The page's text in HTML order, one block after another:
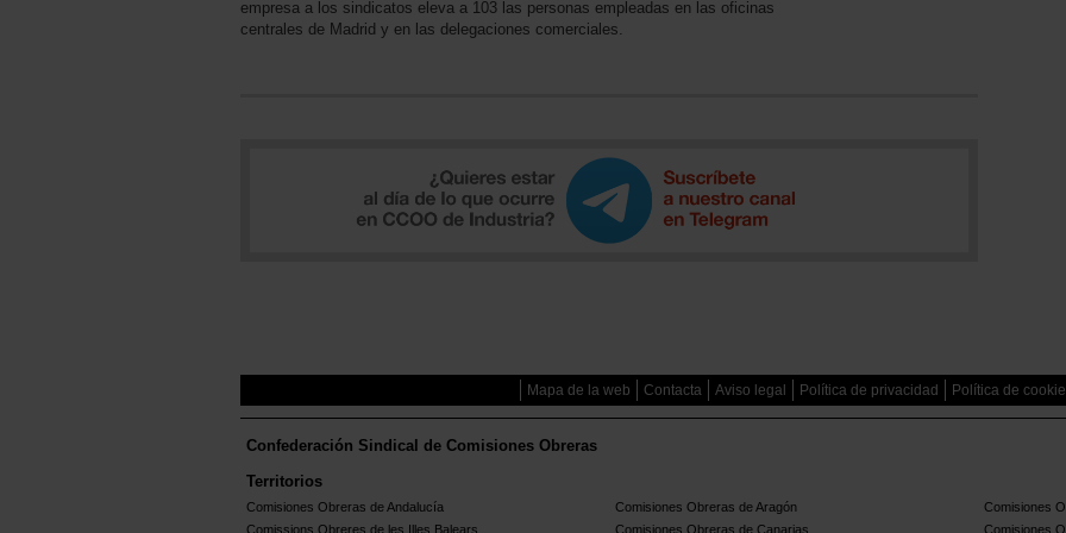
empresa a los sindicatos eleva a 103 las personas empleadas en las oficinas
centrales de Madrid y en las delegaciones comerciales.
Mapa de la web Contacta Aviso legal Política de privacidad Política de
Confederación Sindical de Comisiones Obreras
Territorios
Comisiones Obreras de Andalucía Comisiones Obreras de Aragón
Comisiones
Comissions Obreres de les Illes Balears
Comisiones Obreras de Canarias Comisiones